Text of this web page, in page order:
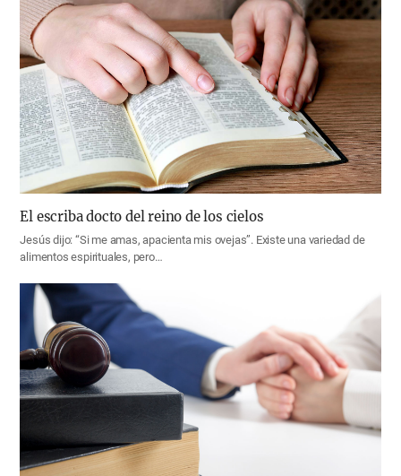
El escriba docto del reino de los cielos
Jesús dijo: “Si me amas, apacienta mis ovejas”. Existe una variedad de
alimentos espirituales, pero…